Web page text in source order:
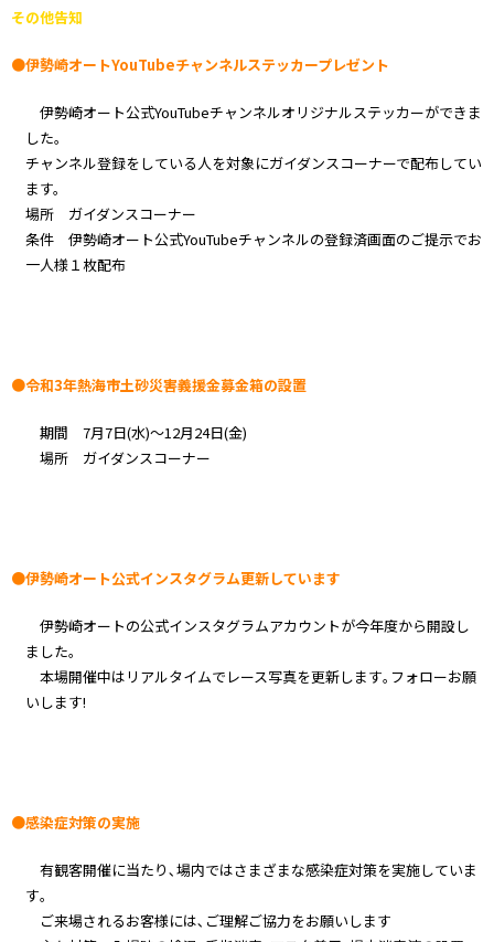
その他告知
●伊勢崎オートYouTubeチャンネルステッカープレゼント
伊勢崎オート公式YouTubeチャンネルオリジナルステッカーができま
した。
チャンネル登録をしている人を対象にガイダンスコーナーで配布してい
ます。
場所 ガイダンスコーナー
条件 伊勢崎オート公式YouTubeチャンネルの登録済画面のご提示でお
一人様１枚配布
●令和3年熱海市土砂災害義援金募金箱の設置
期間 7月7日(水)～12月24日(金)
場所 ガイダンスコーナー
●伊勢崎オート公式インスタグラム更新しています
伊勢崎オートの公式インスタグラムアカウントが今年度から開設し
ました｡
本場開催中はリアルタイムでレース写真を更新します｡フォローお願
いします!
●感染症対策の実施
有観客開催に当たり､場内ではさまざまな感染症対策を実施していま
す｡
ご来場されるお客様には､ご理解ご協力をお願いします